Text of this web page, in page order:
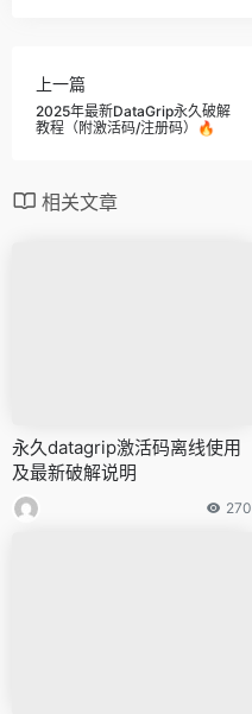
上一篇
2025年最新DataGrip永久破解
教程（附激活码/注册码）🔥
相关文章
永久datagrip激活码离线使用
及最新破解说明
270